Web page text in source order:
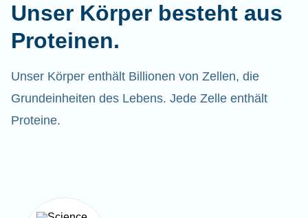
Unser Körper besteht aus
Proteinen.
Unser Körper enthält Billionen von Zellen, die
Grundeinheiten des Lebens. Jede Zelle enthält
Proteine.